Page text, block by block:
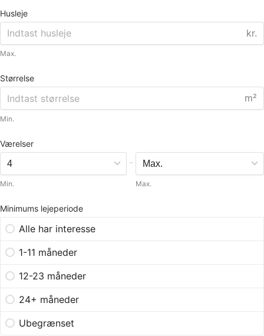
Husleje
kr.
Max.
Størrelse
m²
Min.
Værelser
Min.
-
Max.
Minimums lejeperiode
Alle har interesse
1-11 måneder
12-23 måneder
24+ måneder
Ubegrænset